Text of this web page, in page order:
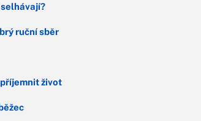
ruční sběr
život